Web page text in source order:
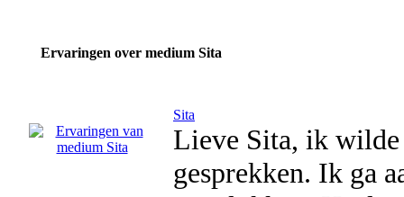
Ervaringen over medium Sita
Sita
Lieve Sita, ik
gesprekken. Ik ga